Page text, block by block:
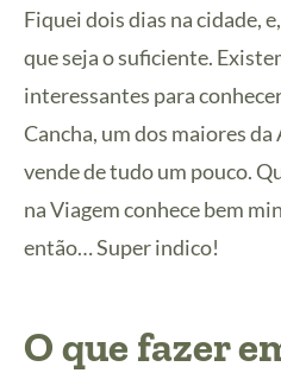
Fiquei dois dias na cidade,
que seja o suficiente.
interessantes para
Cancha, um dos maiores
vende de tudo um pouco.
na Viagem conhece bem
então… Super indico!
O que fazer